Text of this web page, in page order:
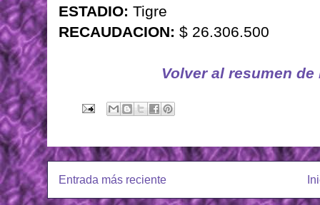
ESTADIO: Tigre
RECAUDACION: $ 26.306.500
Volver al resumen
Entrada más reciente